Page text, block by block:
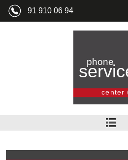
91 910 06 94